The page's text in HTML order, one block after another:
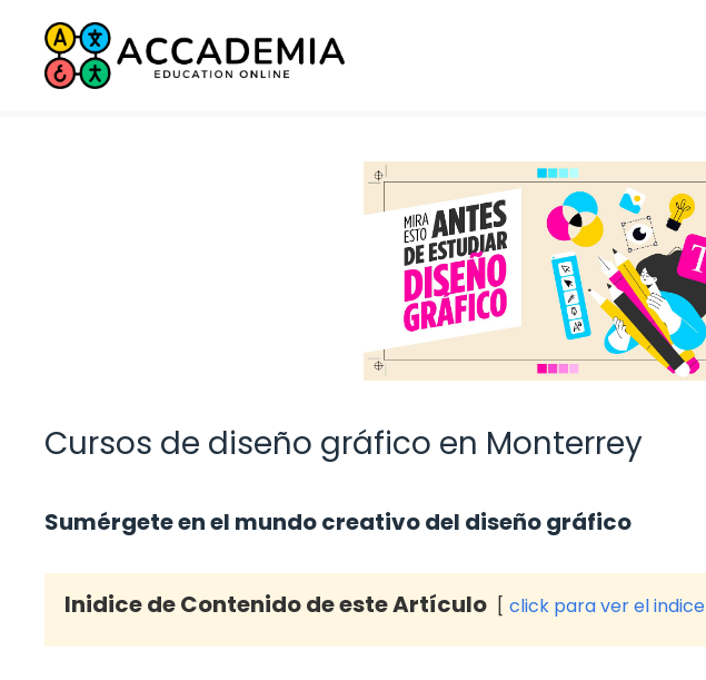
Saltar
contenido
Cursos de diseño gráfico en Monterrey
Sumérgete en el mundo creativo del diseño gráfico
Inidice de Contenido de este Artículo click para ver el indice